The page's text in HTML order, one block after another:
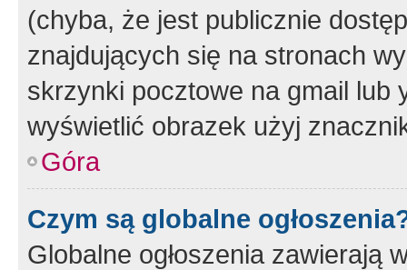
(chyba, że jest publicznie
znajdujących się na stronach
skrzynki pocztowe na gmail lub
wyświetlić obrazek użyj
Góra
Czym są globalne
Globalne ogłoszenia zawierają